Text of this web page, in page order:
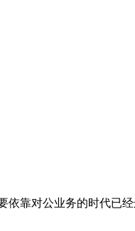
靠对公业务的时代已